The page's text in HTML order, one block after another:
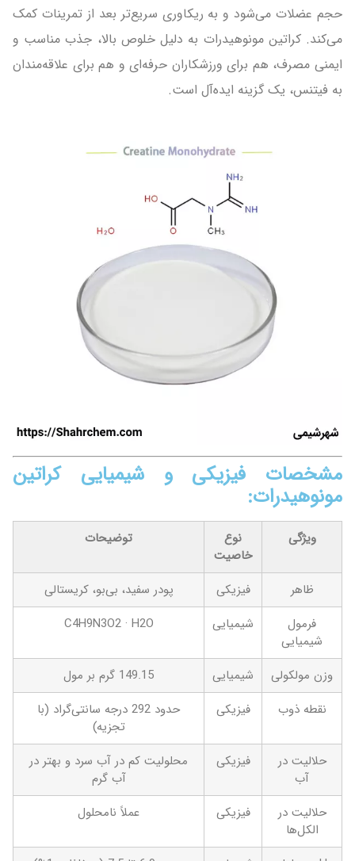
حجم عضلات می‌شود و به ریکاوری سریع‌تر بعد از تمرینات کمک
می‌کند. کراتین مونوهیدرات به دلیل خلوص بالا، جذب مناسب و
ایمنی مصرف، هم برای ورزشکاران حرفه‌ای و هم برای علاقه‌مندان
به فیتنس، یک گزینه ایده‌آل است.
مشخصات فیزیکی و شیمیایی کراتین
مونوهیدرات:
ویژگی
نوع
خاصیت
توضیحات
ظاهر فیزیکی
پودر سفید، بی‌بو، کریستالی
فرمول
شیمیایی
شیمیایی C4H9N3O2 · H2O
وزن مولکولی شیمیایی
149.15 گرم بر مول
نقطه ذوب
فیزیکی
حدود 292 درجه سانتی‌گراد (با
تجزیه)
حلالیت در
آب
فیزیکی
محلولیت کم در آب سرد و بهتر در
آب گرم
حلالیت در
الکل‌ها
فیزیکی عملاً نامحلول